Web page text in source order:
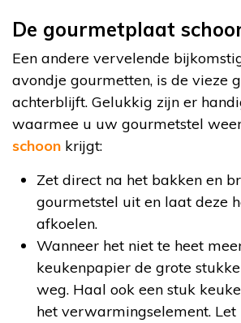
De gourmetplaat
Een andere vervelende
avondje gourmetten, is de vieze
achterblijft. Gelukkig zijn er
waarmee u uw gourmetstel
schoon krijgt:
Zet direct na het bakken en
gourmetstel uit en laat deze
afkoelen.
Wanneer het niet te heet
keukenpapier de grote
weg. Haal ook een stuk
het verwarmingselement.